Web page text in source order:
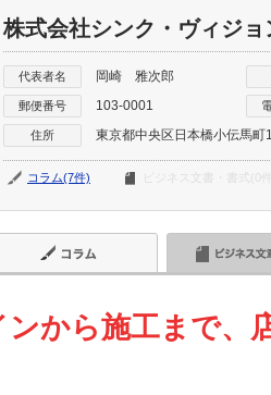
株式会社シンク・ヴィジョ
代表者名 岡崎 雅次郎
郵便番号 103-0001
住所 東京都中央区日本橋小伝馬
コラム(7件) ビジネス文書・書式(0
ンから施工まで、